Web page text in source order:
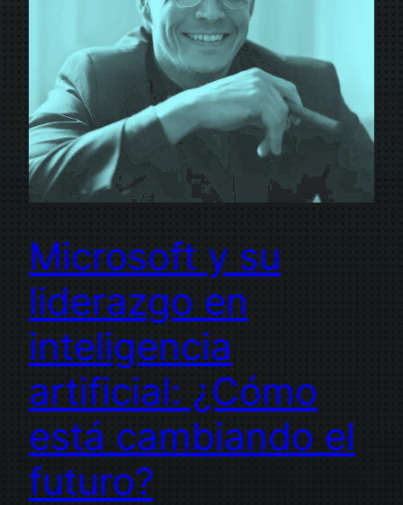
Microsoft y su
liderazgo en
inteligencia
artificial: ¿Cómo
está cambiando el
futuro?